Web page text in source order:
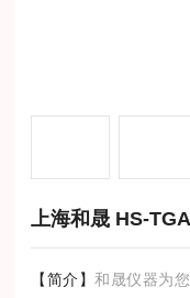
上海和晟 HS-
【简介】和晟仪器为